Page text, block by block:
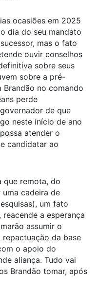
ocasiões em 2025
dia do seu mandato
mas o fato
ouvir conselhos
sobre seus
sobre a pré-
no comando
perde
de que
neste início de ano
atender o
candidatar ao
que remota, do
cadeira de
um fato
a esperança
assumir o
da base
o apoio do
aliança. Tudo vai
Brandão tomar, após